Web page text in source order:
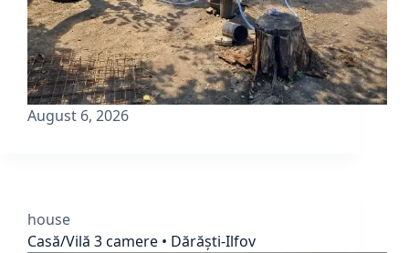
August 6, 2026
house
Casă/Vilă 3 camere • Dărăști-Ilfov